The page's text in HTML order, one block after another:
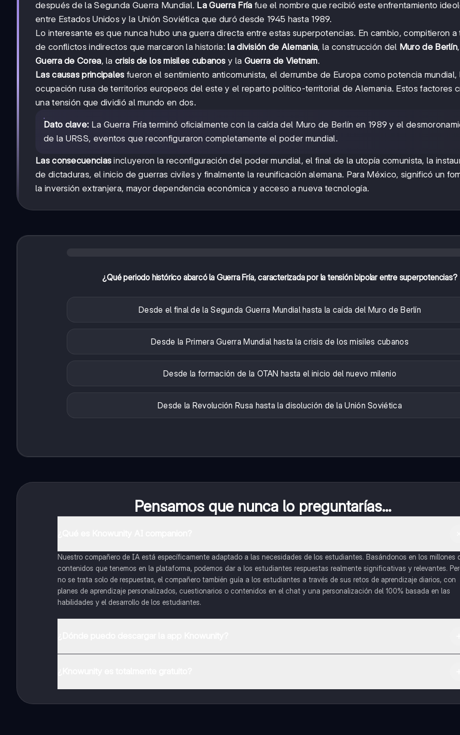
después de la Segunda Guerra Mundial. La Guerra Fría fue el nombre que recibió este enfrentamiento
entre Estados Unidos y la Unión Soviética que duró desde 1945 hasta 1989.
Lo interesante es que nunca hubo una guerra directa entre estas superpotencias. En cambio, compitieron a
de conflictos indirectos que marcaron la historia:la división de Alemania, la construcción del Muro de Berlín
Guerra de Corea, la crisis de los misiles cubanos y la Guerra de Vietnam.
Las causas principales fueron el sentimiento anticomunista, el derrumbe de Europa como potencia mundial,
ocupación rusa de territorios europeos del este y el reparto político-territorial de Alemania. Estos factores
una tensión que dividió al mundo en dos.
Dato clave: La Guerra Fría terminó oficialmente con la caída del Muro de Berlín en 1989 y el
de la URSS, eventos que reconfiguraron completamente el poder mundial.
Las consecuencias incluyeron la reconfiguración del poder mundial, el final de la utopía comunista, la
de dictaduras, el inicio de guerras civiles y finalmente la reunificación alemana. Para México, significó un
la inversión extranjera, mayor dependencia económica y acceso a nueva tecnología.
¿Qué periodo histórico abarcó la Guerra Fría, caracterizada por la tensión bipolar entre superpotencias?
Desde el final de la Segunda Guerra Mundial hasta la caída del Muro de Berlín
Desde la Primera Guerra Mundial hasta la crisis de los misiles cubanos
Desde la formación de la OTAN hasta el inicio del nuevo milenio
Desde la Revolución Rusa hasta la disolución de la Unión Soviética
Pensamos que nunca lo preguntarías...
Nuestro compañero de IA está específicamente adaptado a las necesidades de los estudiantes. Basándonos en los millones
contenidos que tenemos en la plataforma, podemos dar a los estudiantes respuestas realmente significativas y relevantes.
no se trata solo de respuestas, el compañero también guía a los estudiantes a través de sus retos de aprendizaje diarios, con
planes de aprendizaje personalizados, cuestionarios o contenidos en el chat y una personalización del 100% basada en las
habilidades y el desarrollo de los estudiantes.
inmeditamente. Puedes ganar dinero utilizando la aplicación, que te permitirá acceder a determinadas funciones.